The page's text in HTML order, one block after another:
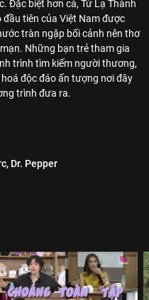
Đặc biệt hơn cả, Từ Lạ Thành
tiên của Việt Nam được
tràn ngập bối cảnh nên thơ
Những bạn trẻ tham gia
trình tìm kiếm người thương,
độc đáo ấn tượng nơi đây
trình đưa ra.
Dr. Pepper